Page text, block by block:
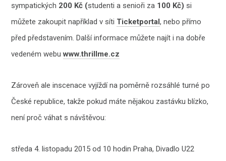
sympatických 200 Kč (studenti a senioři za 100 Kč) si
můžete zakoupit například v síti Ticketportal, nebo přímo
před představením. Další informace můžete najít i na dobře
vedeném webuwww.thrillme.cz
Zároveň ale inscenace vyjíždí na poměrně rozsáhlé turné po
České republice, takže pokud máte nějakou zastávku blízko,
není proč váhat s návštěvou:
středa 4. listopadu 2015 od 10 hodin Praha, Divadlo U22